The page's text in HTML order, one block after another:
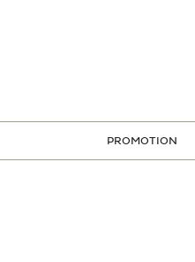
PROMOTION